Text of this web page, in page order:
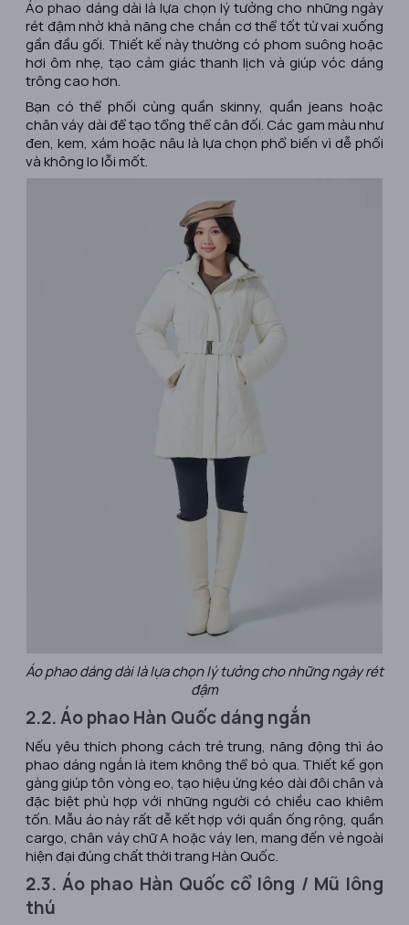
Áo phao dáng dài là lựa chọn lý tưởng cho những ngày
rét đậm nhờ khả năng che chắn cơ thể tốt từ vai xuống
gần đầu gối. Thiết kế này thường có phom suông hoặc
hơi ôm nhẹ, tạo cảm giác thanh lịch và giúp vóc dáng
trông cao hơn.
Bạn có thể phối cùng quần skinny, quần jeans hoặc
chân váy dài để tạo tổng thể cân đối. Các gam màu như
đen, kem, xám hoặc nâu là lựa chọn phổ biến vì dễ phối
và không lo lỗi mốt.
Áo phao dáng dài là lựa chọn lý tưởng cho những ngày rét
đậm
2.2. Áo phao Hàn Quốc dáng ngắn
Nếu yêu thích phong cách trẻ trung, năng động thì áo
phao dáng ngắn là item không thể bỏ qua. Thiết kế gọn
gàng giúp tôn vòng eo, tạo hiệu ứng kéo dài đôi chân và
đặc biệt phù hợp với những người có chiều cao khiêm
tốn. Mẫu áo này rất dễ kết hợp với quần ống rộng, quần
cargo, chân váy chữ A hoặc váy len, mang đến vẻ ngoài
hiện đại đúng chất thời trang Hàn Quốc.
2.3. Áo phao Hàn Quốc cổ lông / Mũ lông
thú